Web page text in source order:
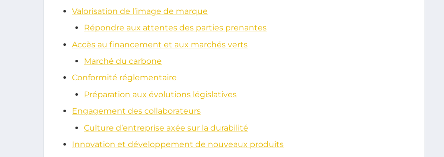
Valorisation de l’image de marque
Répondre aux attentes des parties prenantes
Accès au financement et aux marchés verts
Marché du carbone
Conformité réglementaire
Préparation aux évolutions législatives
Engagement des collaborateurs
Culture d’entreprise axée sur la durabilité
Innovation et développement de nouveaux produits